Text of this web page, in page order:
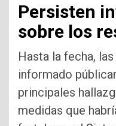
Persisten
sobre los
Hasta la fecha,
informado
principales
medidas que